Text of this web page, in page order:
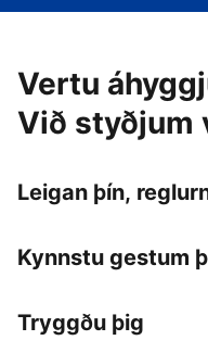
Vertu
Við styðjum
Leigan þín,
Kynnstu gestum
Tryggðu þig